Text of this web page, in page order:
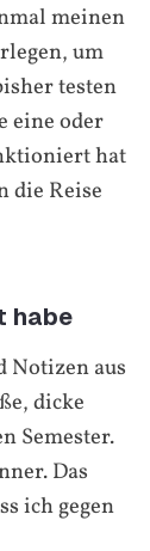
meinen
um
testen
eine oder
hat
die Reise
habe
aus
dicke
Semester.
Das
ich gegen